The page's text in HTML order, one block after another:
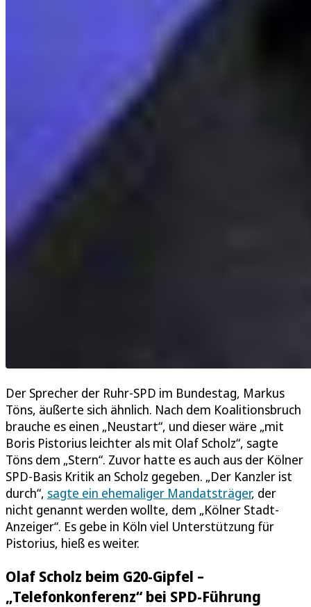
Der Sprecher der Ruhr-SPD im Bundestag, Markus
Töns, äußerte sich ähnlich. Nach dem Koalitionsbruch
brauche es einen „Neustart“, und dieser wäre „mit
Boris Pistorius leichter als mit Olaf Scholz“, sagte
Töns dem „Stern“. Zuvor hatte es auch aus der Kölner
SPD-Basis Kritik an Scholz gegeben. „Der Kanzler ist
durch“, sagte ein ehemaliger Mandatsträger, der
nicht genannt werden wollte, dem „Kölner Stadt-
Anzeiger“. Es gebe in Köln viel Unterstützung für
Pistorius, hieß es weiter.
Olaf Scholz beim G20-Gipfel –
„Telefonkonferenz“ bei SPD-Führung